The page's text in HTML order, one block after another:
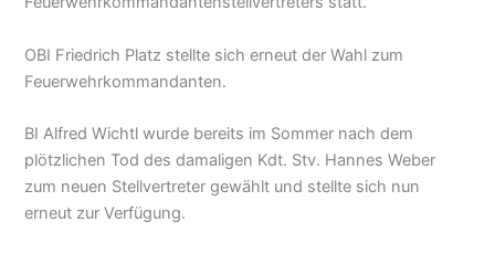
OBI Friedrich Platz stellte sich erneut der Wahl zum
Feuerwehrkommandanten.
BI Alfred Wichtl wurde bereits im Sommer nach dem
plötzlichen Tod des damaligen Kdt. Stv. Hannes Weber
zum neuen Stellvertreter gewählt und stellte sich nun
erneut zur Verfügung.